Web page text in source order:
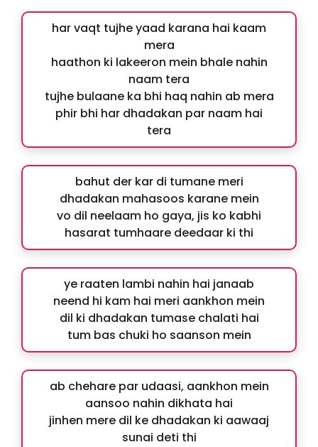
har vaqt tujhe yaad karana hai kaam
mera
haathon ki lakeeron mein bhale nahin
naam tera
tujhe bulaane ka bhi haq nahin ab mera
phir bhi har dhadakan par naam hai
tera
bahut der kar di tumane meri
dhadakan mahasoos karane mein
vo dil neelaam ho gaya, jis ko kabhi
hasarat tumhaare deedaar ki thi
ye raaten lambi nahin hai janaab
neend hi kam hai meri aankhon mein
dil ki dhadakan tumase chalati hai
tum bas chuki ho saanson mein
ab chehare par udaasi, aankhon mein
aansoo nahin dikhata hai
jinhen mere dil ke dhadakan ki aawaaj
sunai deti thi